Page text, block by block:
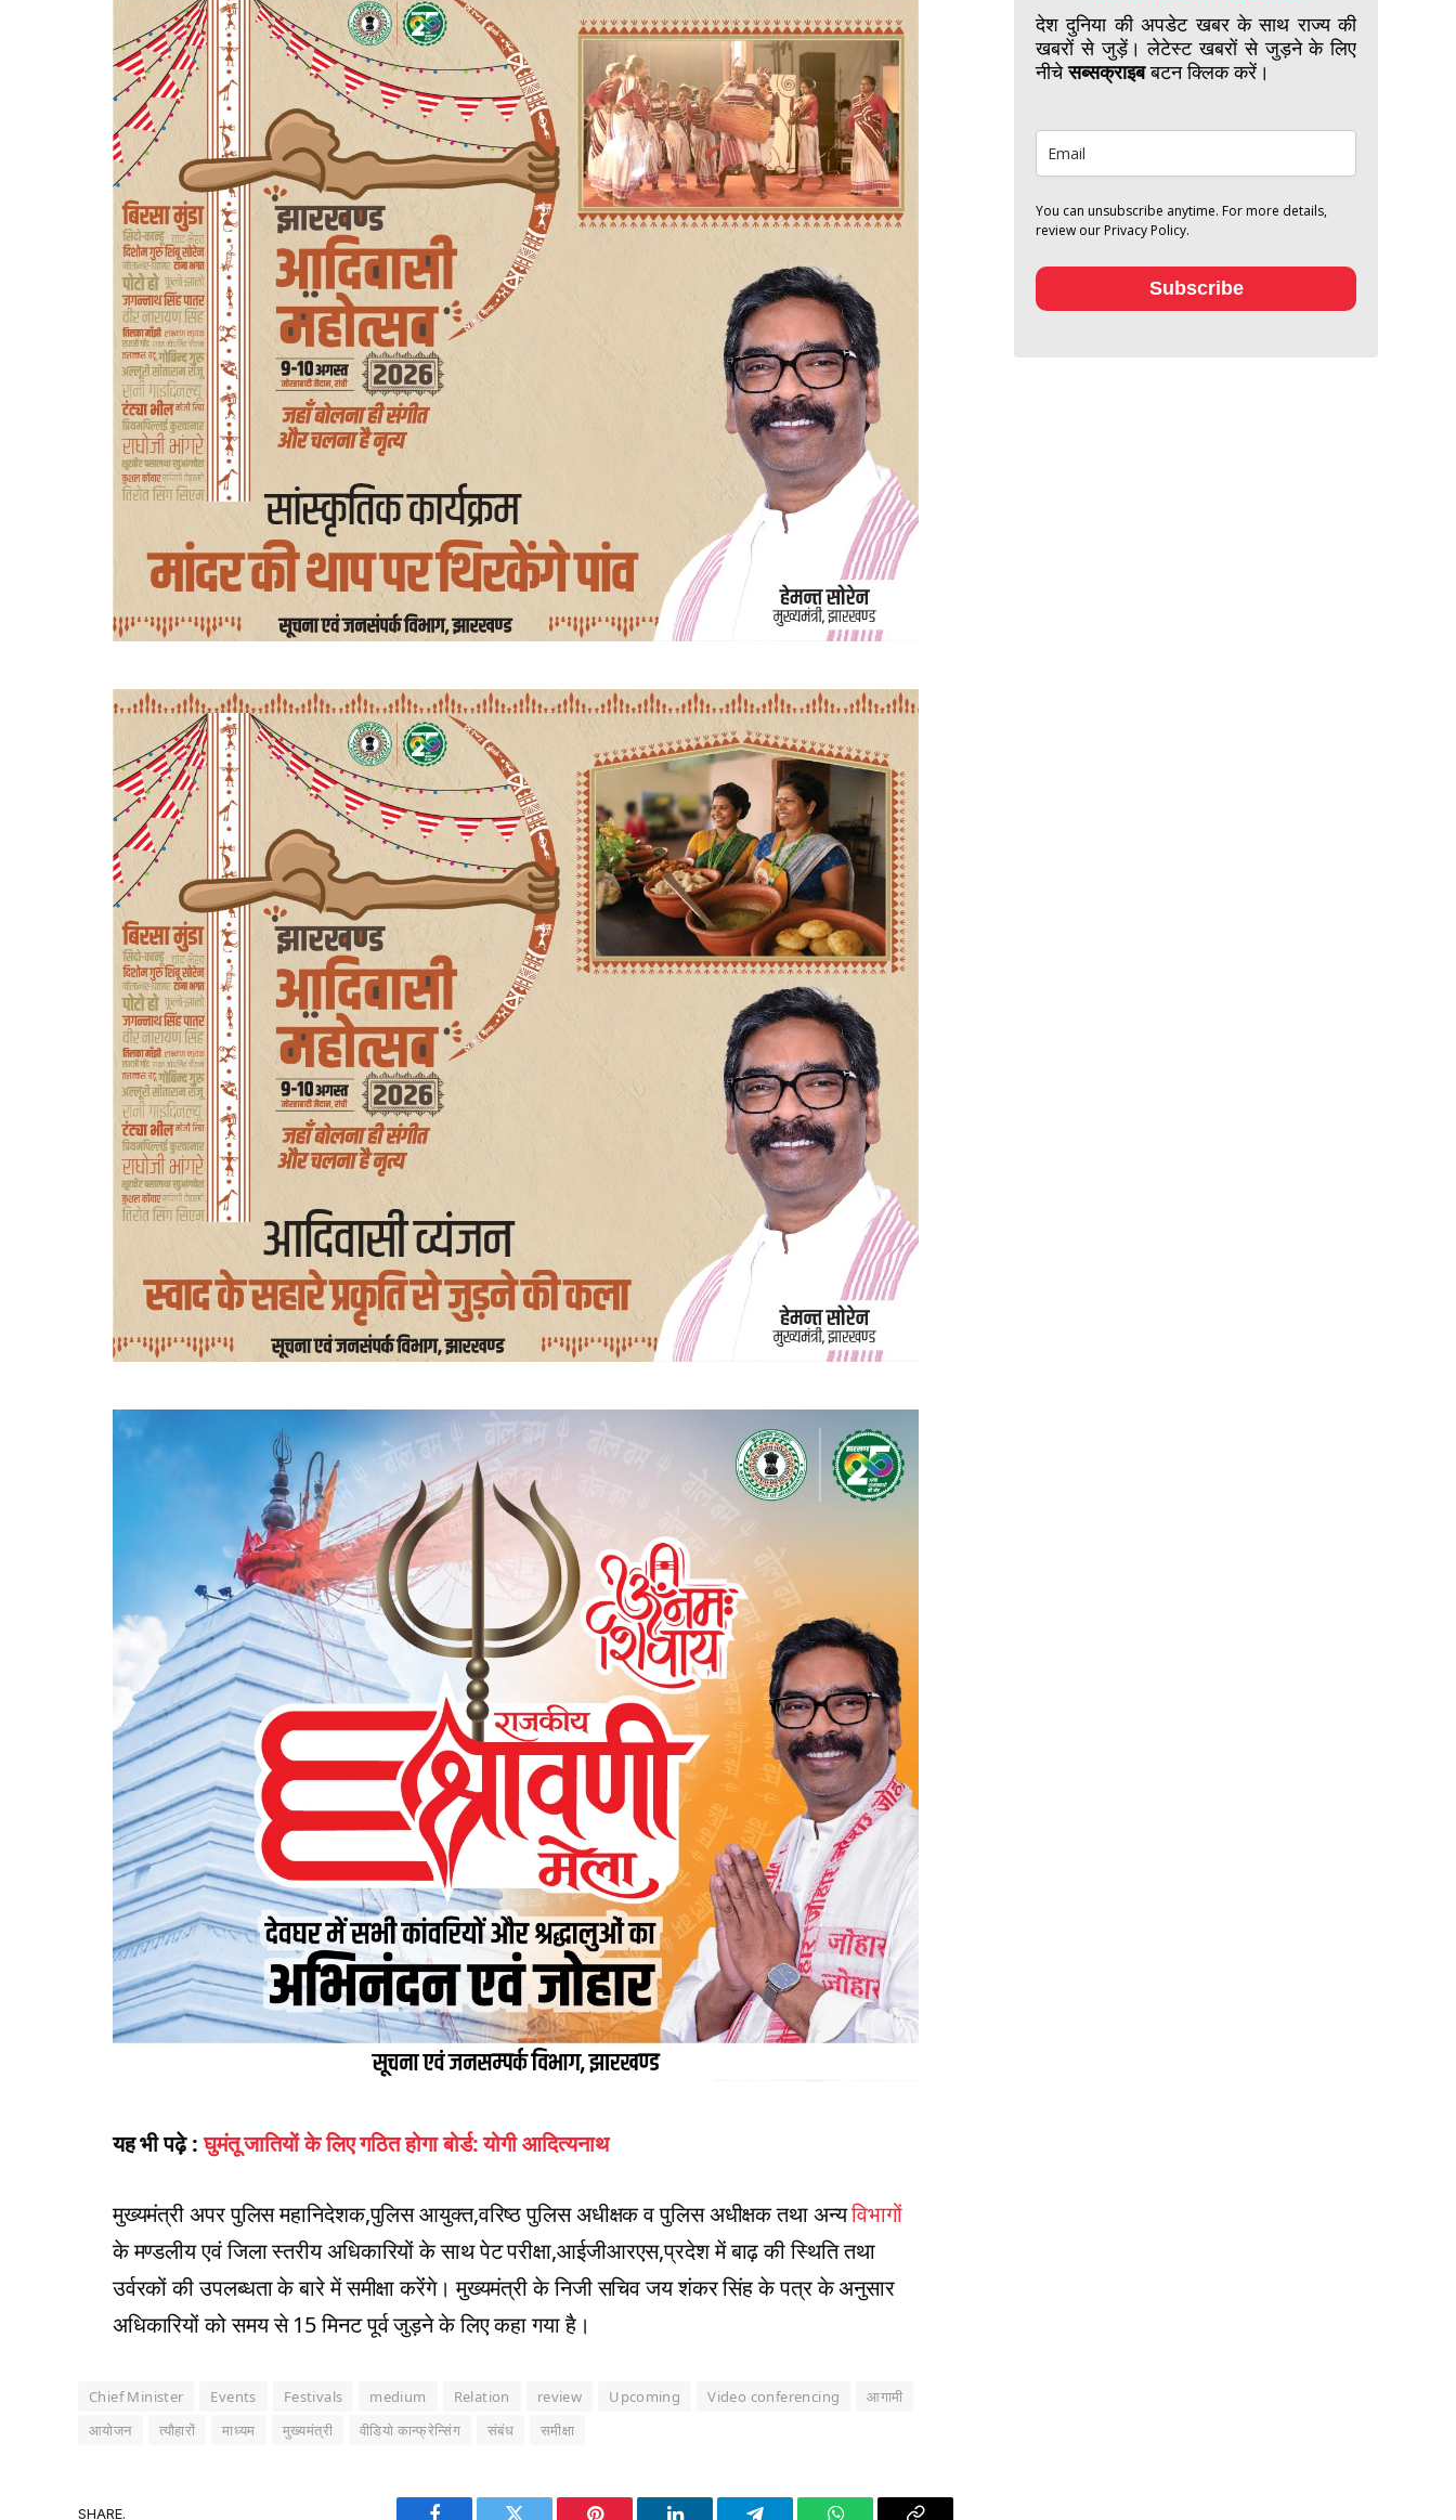
यह भी पढ़े :घुमंतू जातियों के लिए गठित होगा बोर्ड: योगी आदित्यनाथ
मुख्यमंत्री अपर पुलिस महानिदेशक,पुलिस आयुक्त,वरिष्ठ पुलिस अधीक्षक व पुलिस अधीक्षक तथा अन्यविभागों
के मण्डलीय एवं जिला स्तरीय अधिकारियों के साथ पेट परीक्षा,आईजीआरएस,प्रदेश में बाढ़ की स्थिति तथा
उर्वरकों की उपलब्धता के बारे में समीक्षा करेंंगे। मुख्यमंत्री के निजी सचिव जय ​शंकर सिंह के पत्र के अनुसार
अधिकारियों को समय से 15 मिनट पूर्व जुड़ने के लिए कहा गया है।
Chief Minister Events Festivals medium Relation review Upcoming Video conferencing
आगामी
आयोजन
त्यौहारों माध्यम मुख्यमंत्री वीडियो कान्फ्रेन्सिंग संबंध समीक्षा
SHARE.
देश दुनिया की अपडेट खबर के साथ राज्य की
खबरों से जुड़ें। लेटेस्ट खबरों से जुड़ने के लिए
नीचेसब्सक्राइबबटन क्लिक करें।
You can unsubscribe anytime. For more details,
review our Privacy Policy.
Subscribe